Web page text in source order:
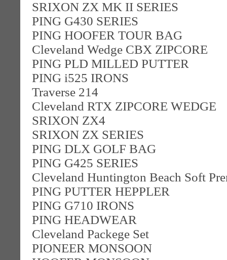
SRIXON ZX MK II SERIES
PING G430 SERIES
PING HOOFER TOUR BAG
Cleveland Wedge CBX ZIPCORE
PING PLD MILLED PUTTER
PING i525 IRONS
Traverse 214
Cleveland RTX ZIPCORE WEDGE
SRIXON ZX4
SRIXON ZX SERIES
PING DLX GOLF BAG
PING G425 SERIES
Cleveland Huntington Beach Soft
PING PUTTER HEPPLER
PING G710 IRONS
PING HEADWEAR
Cleveland Packege Set
PIONEER MONSOON